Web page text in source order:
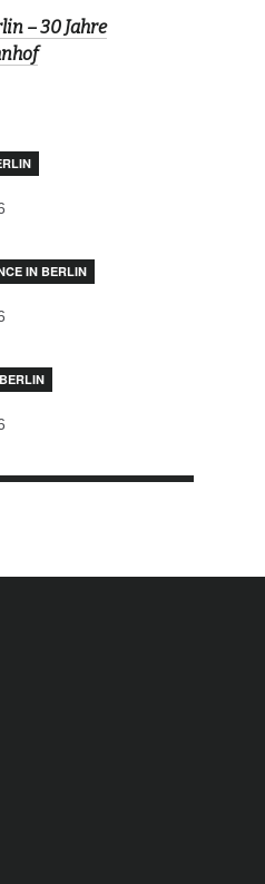
– 30 Jahre
IN BERLIN